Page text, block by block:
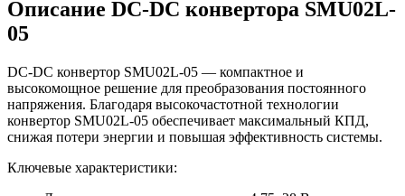
Описание DC-DC конвертора SMU02L-
05
DC-DC конвертор SMU02L-05 — компактное и
высокомощное решение для преобразования постоянного
напряжения. Благодаря высокочастотной технологии
конвертор SMU02L-05 обеспечивает максимальный КПД,
снижая потери энергии и повышая эффективность системы.
Ключевые характеристики: